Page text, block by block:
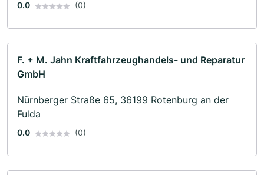
0.0 (0)
F. + M. Jahn Kraftfahrzeughandels- und Reparatur
GmbH
Nürnberger Straße 65, 36199 Rotenburg an der
Fulda
0.0 (0)